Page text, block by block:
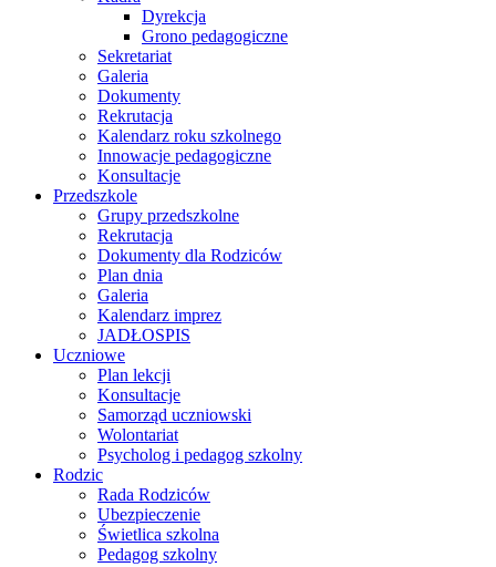
Dyrekcja
Grono pedagogiczne
Sekretariat
Galeria
Dokumenty
Rekrutacja
Kalendarz roku szkolnego
Innowacje pedagogiczne
Konsultacje
Przedszkole
Grupy przedszkolne
Rekrutacja
Dokumenty dla Rodziców
Plan dnia
Galeria
Kalendarz imprez
JADŁOSPIS
Uczniowe
Plan lekcji
Konsultacje
Samorząd uczniowski
Wolontariat
Psycholog i pedagog szkolny
Rodzic
Rada Rodziców
Ubezpieczenie
Świetlica szkolna
Pedagog szkolny